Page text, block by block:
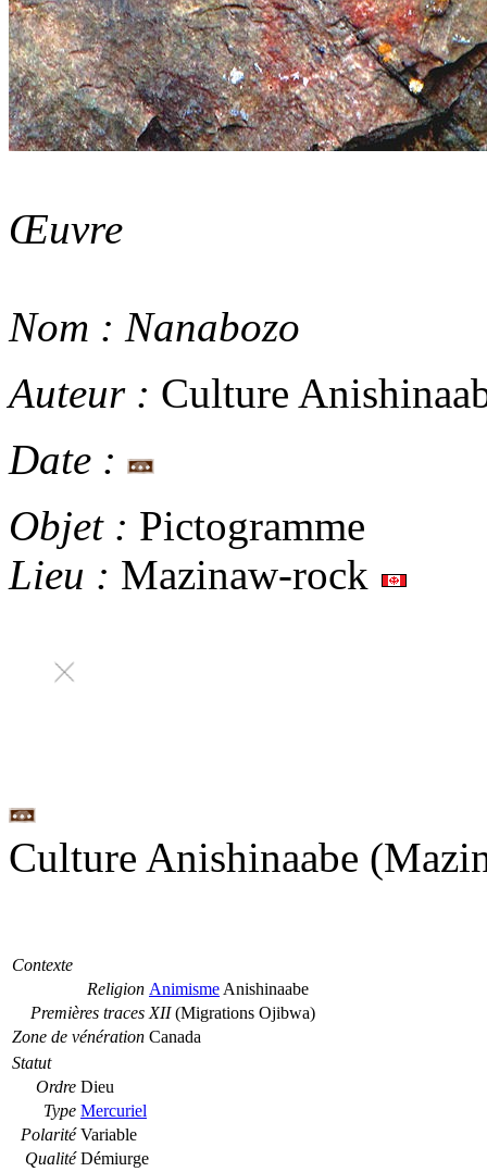
Œuvre
Nom : Nanabozo
Auteur : Culture
Date :
Objet : Pictogramme
Lieu : Mazinaw-rock
Culture Anishinaabe
Contexte
Religion Animisme Anishinaabe
Premières traces XII(Migrations Ojibwa)
Zone de vénération Canada
Statut
Ordre Dieu
Type Mercuriel
Polarité Variable
Qualité Démiurge